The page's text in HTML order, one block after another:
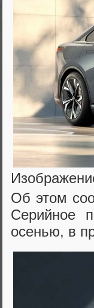
Об этом
Серийное
осенью, в